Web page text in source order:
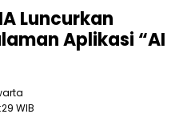
Luncurkan
Aplikasi “AI
WIB